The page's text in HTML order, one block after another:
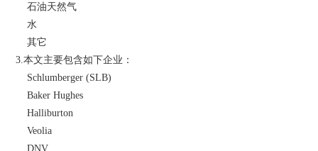
石油天然气
水
其它
3.本文主要包含如下企业：
Schlumberger (SLB)
Baker Hughes
Halliburton
Veolia
DNV